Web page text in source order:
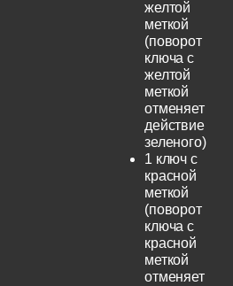
желтой
меткой
(поворот
ключа с
желтой
меткой
отменяет
действие
зеленого)
1 ключ с
красной
меткой
(поворот
ключа с
красной
меткой
отменяет